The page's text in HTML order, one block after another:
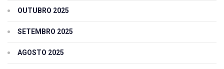
OUTUBRO 2025
SETEMBRO 2025
AGOSTO 2025